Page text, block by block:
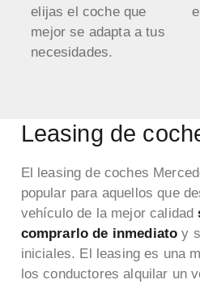
elijas el coche que
mejor se adapta a tus
necesidades.
Leasing de
El leasing de coches
popular para aquellos que
vehículo de la mejor calidad
comprarlo de inmediatoy
iniciales. El leasing es una
los conductores alquilar un